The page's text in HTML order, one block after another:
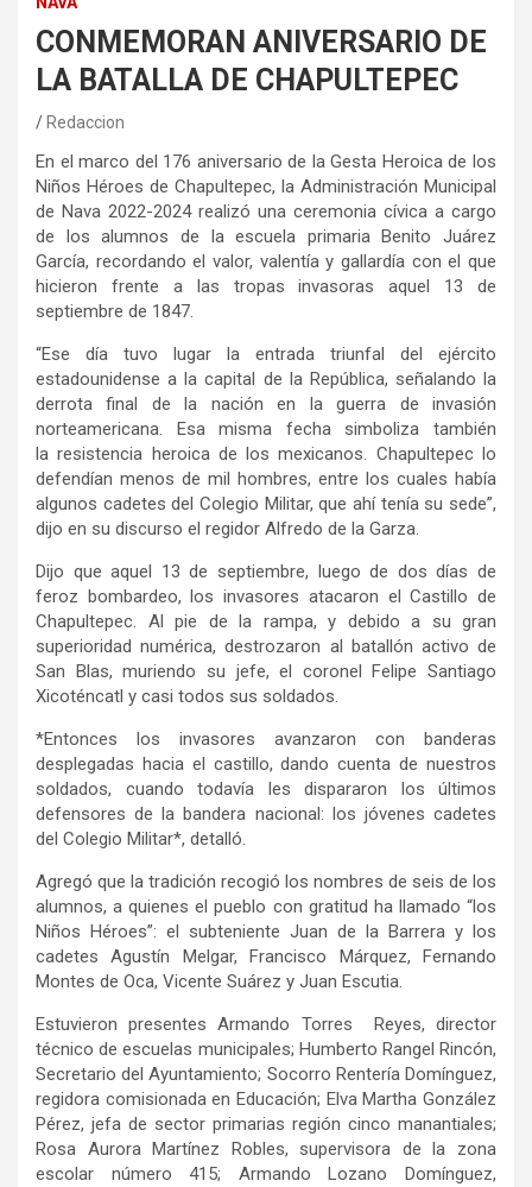
CONMEMORAN ANIVERSARIO DE
LA BATALLA DE CHAPULTEPEC
Redaccion
En el marco del 176 aniversario de la Gesta Heroica de los
Niños Héroes de Chapultepec, la Administración Municipal
de Nava 2022-2024 realizó una ceremonia cívica a cargo
de los alumnos de la escuela primaria Benito Juárez
García, recordando el valor, valentía y gallardía con el que
hicieron frente a las tropas invasoras aquel 13 de
septiembre de 1847.
“Ese día tuvo lugar la entrada triunfal del ejército
estadounidense a la capital de la República, señalando la
derrota final de la nación en la guerra de invasión
norteamericana. Esa misma fecha simboliza también
la resistencia heroica de los mexicanos. Chapultepec lo
defendían menos de mil hombres, entre los cuales había
algunos cadetes del Colegio Militar, que ahí tenía su sede”,
dijo en su discurso el regidor Alfredo de la Garza.
Dijo que aquel 13 de septiembre, luego de dos días de
feroz bombardeo, los invasores atacaron el Castillo de
Chapultepec. Al pie de la rampa, y debido a su gran
superioridad numérica, destrozaron al batallón activo de
San Blas, muriendo su jefe, el coronel Felipe Santiago
Xicoténcatl y casi todos sus soldados.
*Entonces los invasores avanzaron con banderas
desplegadas hacia el castillo, dando cuenta de nuestros
soldados, cuando todavía les dispararon los últimos
defensores de la bandera nacional: los jóvenes cadetes
del Colegio Militar*, detalló.
Agregó que la tradición recogió los nombres de seis de los
alumnos, a quienes el pueblo con gratitud ha llamado “los
Niños Héroes”: el subteniente Juan de la Barrera y los
cadetes Agustín Melgar, Francisco Márquez, Fernando
Montes de Oca, Vicente Suárez y Juan Escutia.
Estuvieron presentes Armando Torres Reyes, director
técnico de escuelas municipales; Humberto Rangel Rincón,
Secretario del Ayuntamiento; Socorro Rentería Domínguez,
regidora comisionada en Educación; Elva Martha González
Pérez, jefa de sector primarias región cinco manantiales;
Rosa Aurora Martínez Robles, supervisora de la zona
escolar número 415; Armando Lozano Domínguez,